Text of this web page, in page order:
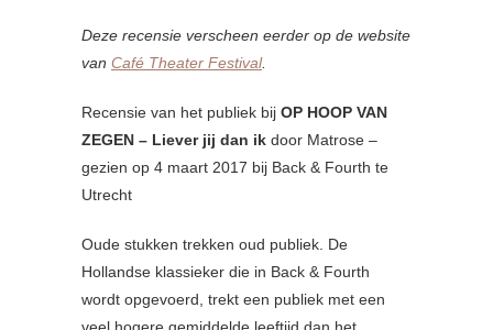
Deze recensie verscheen eerder op de website
van Café Theater Festival.
Recensie van het publiek bij OP HOOP VAN
ZEGEN – Liever jij dan ik door Matrose –
gezien op 4 maart 2017 bij Back & Fourth te
Utrecht
Oude stukken trekken oud publiek. De
Hollandse klassieker die in Back & Fourth
wordt opgevoerd, trekt een publiek met een
veel hogere gemiddelde leeftijd dan het